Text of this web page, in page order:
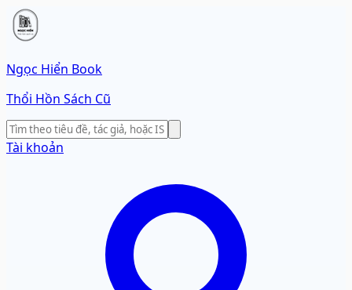
Ngọc Hiển Book
Thổi Hồn Sách Cũ
Tài khoản